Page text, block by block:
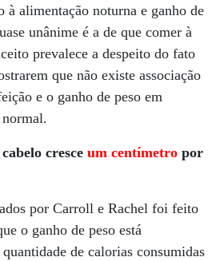
à alimentação noturna e ganho de
unânime é a de que comer à
prevalece a despeito do fato
que não existe associação
e o ganho de peso em
cresce um centímetro por
por Carroll e Rachel foi feito
o ganho de peso está
de calorias consumidas